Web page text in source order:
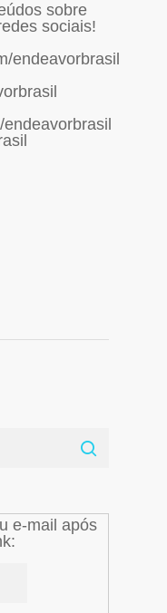
sobre
sociais!
endeavorbrasil
e-mail após